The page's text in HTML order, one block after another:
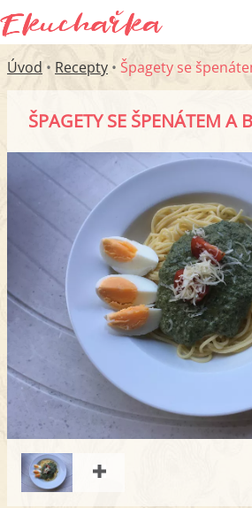
Úvod • Recepty • Špagety se
ŠPAGETY SE ŠPENÁTEM A